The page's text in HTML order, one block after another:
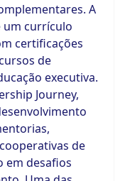
A
um currículo
certificações
de
executiva.
Journey,
de
em desafios